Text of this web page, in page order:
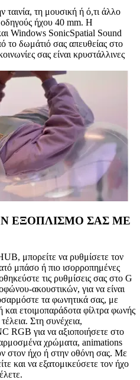
ταινία, τη μουσική ή ό,τι άλλο
ήχου 40 mm. Η
Windows SonicSpatial Sound
το δωμάτιό σας απευθείας στο
σας είναι κρυστάλλινες
ΕΞΟΠΛΙΣΜΟ ΣΑΣ ΜΕ
μπορείτε να ρυθμίσετε τον
μπάσο ή πιο ισορροπημένες
τις ρυθμίσεις σας στο G
ακουστικών, για να είναι
τα φωνητικά σας, με
και ετοιμοπαράδοτα φίλτρα φωνής
Στη συνέχεια,
RGB για να αξιοποιήσετε στο
χρώματα, animations
στον ήχο ή στην οθόνη σας. Με
και να εξατομικεύσετε τον ήχο